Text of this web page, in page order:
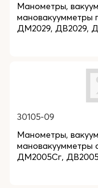
Манометры,
ДМ2029, ДВ2029,
30105-09
Манометры,
мановакуумметры
ДМ2005Сг,